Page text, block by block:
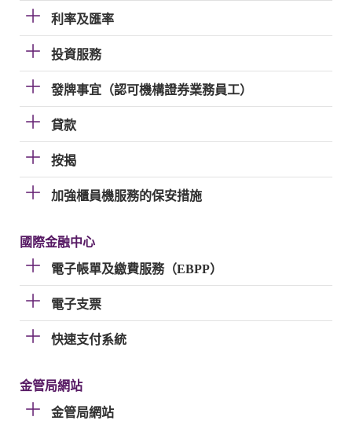
利率及匯率
投資服務
發牌事宜（認可機構證券業務員工）
貸款
按揭
加強櫃員機服務的保安措施
國際金融中心
電子帳單及繳費服務（EBPP）
電子支票
快速支付系統
金管局網站
金管局網站